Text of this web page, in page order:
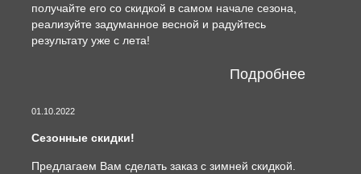
получайте его со скидкой в самом начале сезона,
реализуйте задуманное весной и радуйтесь
результату уже с лета!
Подробнее
01.10.2022
Сезонные скидки!
Предлагаем Вам сделать заказ с зимней скидкой.